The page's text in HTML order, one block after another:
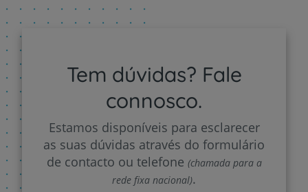
Tem dúvidas? Fale
connosco.
Estamos disponíveis para esclarecer
as suas dúvidas através do formulário
de contacto ou telefone (chamada para a
rede fixa nacional).